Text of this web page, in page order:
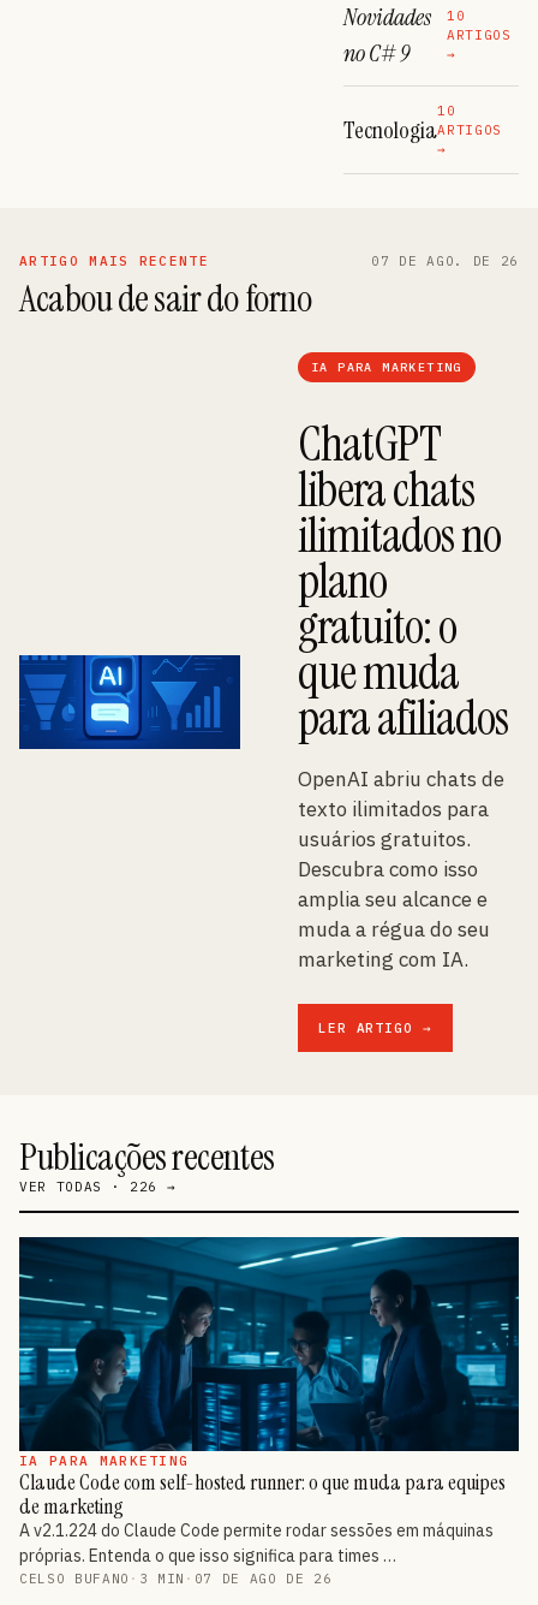
Novidades
no C# 9
10
ARTIGOS
→
Tecnologia
10
ARTIGOS
→
ARTIGO MAIS RECENTE
Acabou de sair do forno
07 DE AGO. DE 26
IA PARA MARKETING
ChatGPT
libera chats
ilimitados no
plano
gratuito: o
que muda
para afiliados
OpenAI abriu chats de
texto ilimitados para
usuários gratuitos.
Descubra como isso
amplia seu alcance e
muda a régua do seu
marketing com IA.
LER ARTIGO →
Publicações recentes
VER TODAS · 226 →
IA PARA MARKETING
Claude Code com self-hosted runner: o que muda para equipes
de marketing
A v2.1.224 do Claude Code permite rodar sessões em máquinas
próprias. Entenda o que isso significa para times …
CELSO BUFANO · 3 MIN · 07 DE AGO DE 26